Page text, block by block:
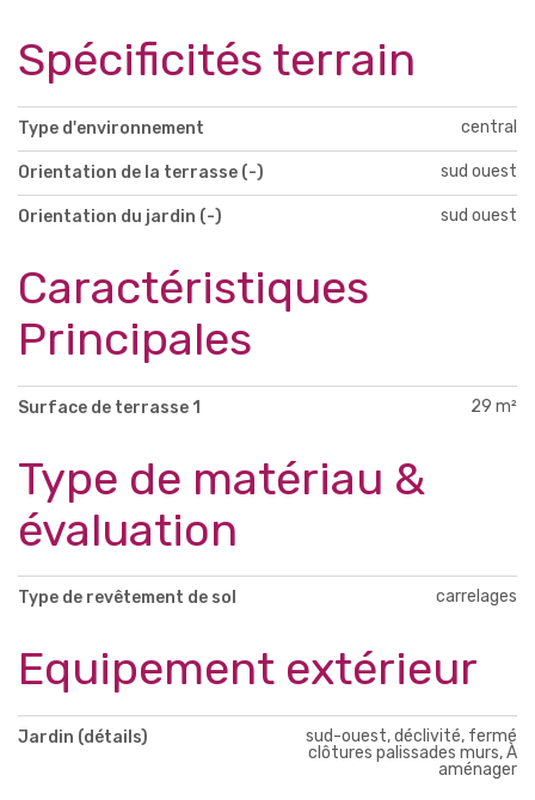
Spécificités terrain
Type d'environnement central
Orientation de la terrasse (-) sud ouest
Orientation du jardin (-) sud ouest
Caractéristiques
Principales
Surface de terrasse 1 29 m²
Type de matériau &
évaluation
Type de revêtement de sol carrelages
Equipement extérieur
Jardin (détails)
sud-ouest, déclivité, fermé
clôtures palissades murs, À
aménager